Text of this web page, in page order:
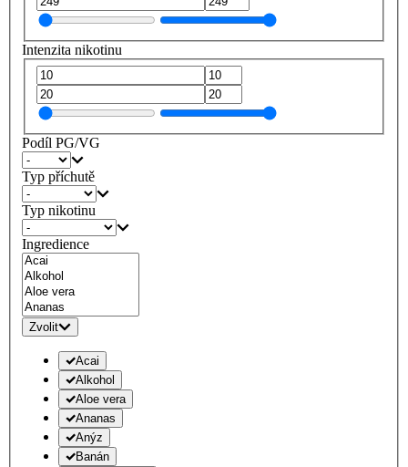
Intenzita nikotinu
Podíl PG/VG
Typ příchutě
Typ nikotinu
Ingredience
Zvolit
Acai
Alkohol
Aloe vera
Ananas
Anýz
Banán